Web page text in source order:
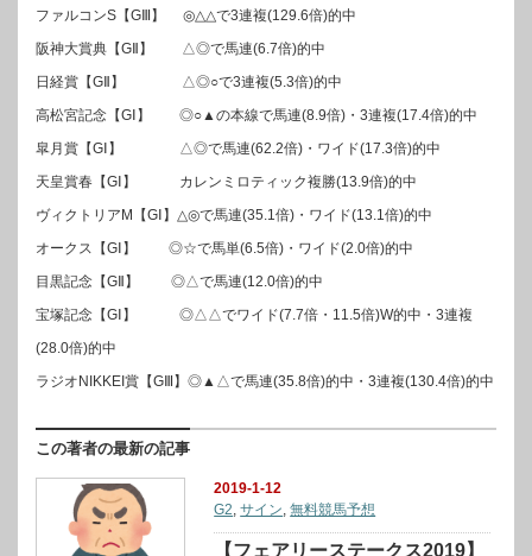
ファルコンS【GⅢ】 ◎△△で3連複(129.6倍)的中
阪神大賞典【GⅡ】 △◎で馬連(6.7倍)的中
日経賞【GⅡ】 △◎○で3連複(5.3倍)的中
高松宮記念【GⅠ】 ◎○▲の本線で馬連(8.9倍)・3連複(17.4倍)的中
皐月賞【GⅠ】 △◎で馬連(62.2倍)・ワイド(17.3倍)的中
天皇賞春【GⅠ】 カレンミロティック複勝(13.9倍)的中
ヴィクトリアM【GⅠ】△◎で馬連(35.1倍)・ワイド(13.1倍)的中
オークス【GⅠ】 ◎☆で馬単(6.5倍)・ワイド(2.0倍)的中
目黒記念【GⅡ】 ◎△で馬連(12.0倍)的中
宝塚記念【GⅠ】 ◎△△でワイド(7.7倍・11.5倍)W的中・3連複
(28.0倍)的中
ラジオNIKKEI賞【GⅢ】◎▲△で馬連(35.8倍)的中・3連複(130.4倍)的中
この著者の最新の記事
2019-1-12
G2,サイン,無料競馬予想
【フェアリーステークス2019】